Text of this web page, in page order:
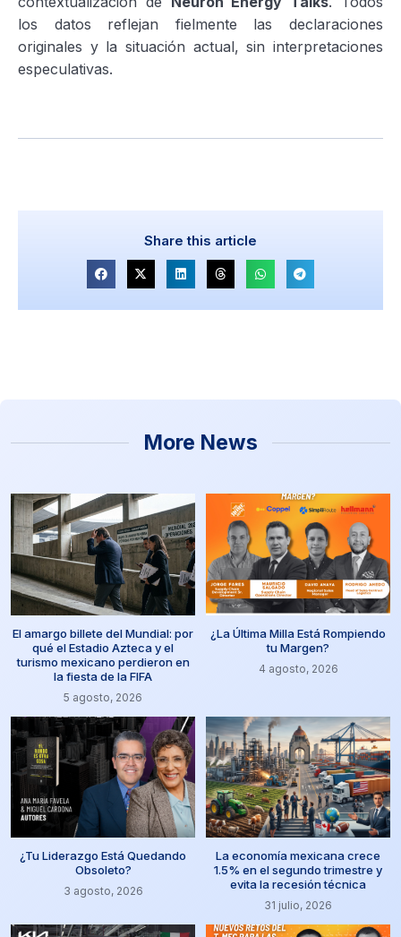
los datos reflejan fielmente las declaraciones
originales y la situación actual, sin interpretaciones
especulativas.
Share this article
More News
El amargo billete del Mundial: por
qué el Estadio Azteca y el
turismo mexicano perdieron en
la fiesta de la FIFA
5 agosto, 2026
¿La Última Milla Está Rompiendo
tu Margen?
4 agosto, 2026
¿Tu Liderazgo Está Quedando
Obsoleto?
3 agosto, 2026
La economía mexicana crece
1.5% en el segundo trimestre y
evita la recesión técnica
31 julio, 2026